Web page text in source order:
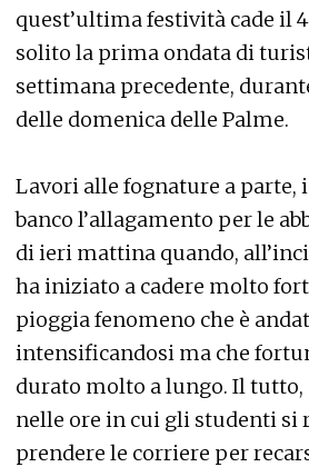
quest’ultima festività cade il
solito la prima ondata di
settimana precedente,
delle domenica delle Palme.
Lavori alle fognature a parte,
banco l’allagamento per le
di ieri mattina quando,
ha iniziato a cadere molto
pioggia fenomeno che è
intensificandosi ma che
durato molto a lungo. Il
nelle ore in cui gli studenti si
prendere le corriere per